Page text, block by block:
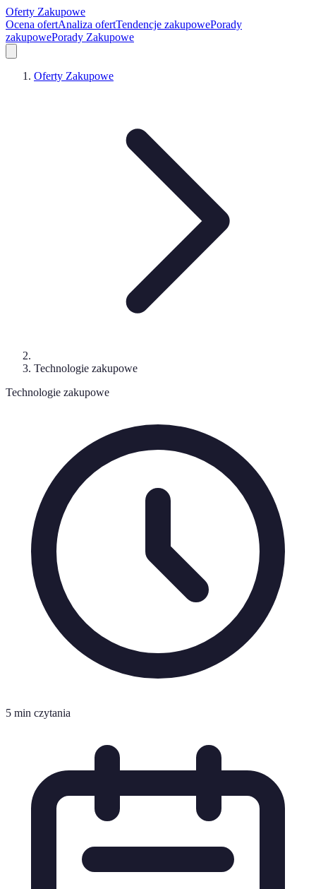
Oferty Zakupowe
Ocena ofertAnaliza ofertTendencje zakupowePorady
zakupowePorady Zakupowe
Oferty Zakupowe
Technologie zakupowe
Technologie zakupowe
5 min czytania